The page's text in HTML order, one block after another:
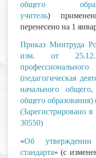
общего
учитель)
перенесено на 1
Приказ Минтруда
изм. от
(педагогическая
начального
общего образования)
(Зарегистрировано
30550)
«Об утверждении
стандарта» (с